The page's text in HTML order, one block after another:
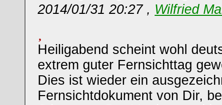
2014/01/31 20:27 , Wilfried
Heiligabend scheint wohl
extrem guter Fernsichttag
Dies ist wieder ein
Fernsichtdokument von Dir,